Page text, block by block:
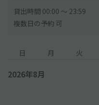
貸出時間 00:00 〜 23:59
複数日の予約 可
日 月 火
2026年8月